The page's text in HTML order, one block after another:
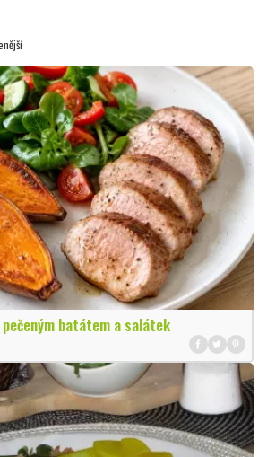
pečeným batátem a salátek